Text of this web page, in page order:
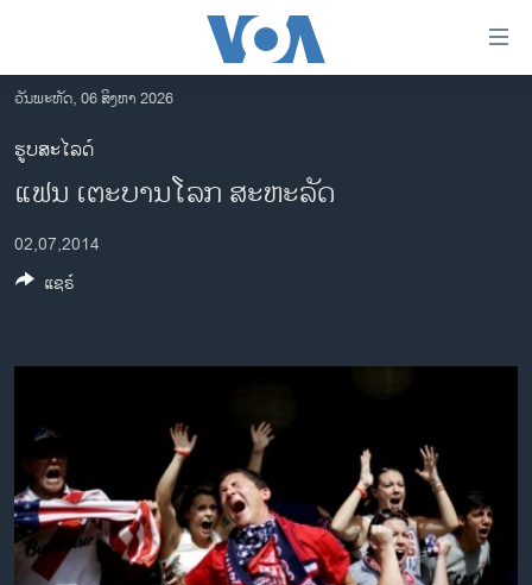
ເຂົ້າ
ຫາ
ຂ້າມ
ຂ້າມ
ໄປ
ຫາ
ລາວ
ອາເມຣິກາ
ການເລືອກຕັ້ງ ປະທານາທີບໍດີ ສະຫະລັດ 2024
ຂ່າວ​ຈີນ
ອິດສະຫຼະພາບດ້ານການຂ່າວ
ຊີວິດຊາວລາວ
ຊຸມຊົນຊາວລາວ
ວິທະຍາສາດ-ເທັກໂນໂລຈີ
ວັນພະຫັດ, 06 ສິງຫາ 2026
ຮູບສະໄລດ໌
ແຟນ ເຕະບານໂລກ ສະຫະລັດ
02,07,2014
ແຊຣ໌